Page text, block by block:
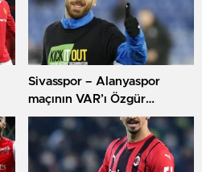
Sivasspor – Alanyaspor
maçının VAR’ı Özgür
Yankaya oldu